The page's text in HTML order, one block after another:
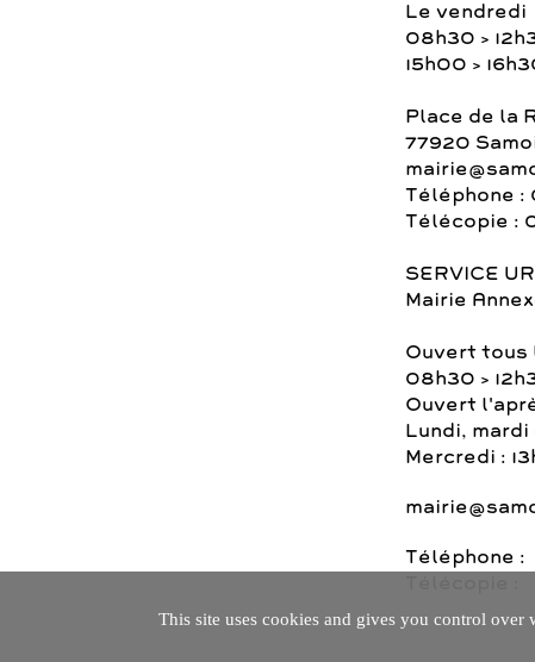
Le vendredi
08h30 >
15h00 >
Place de la
77920
Téléphone :
Télécopie :
SERVICE
Mairie
Ouvert tous
08h30 >
Ouvert
Lundi, mardi
Mercredi :
Téléphone :
This site uses cookies and gives you control over